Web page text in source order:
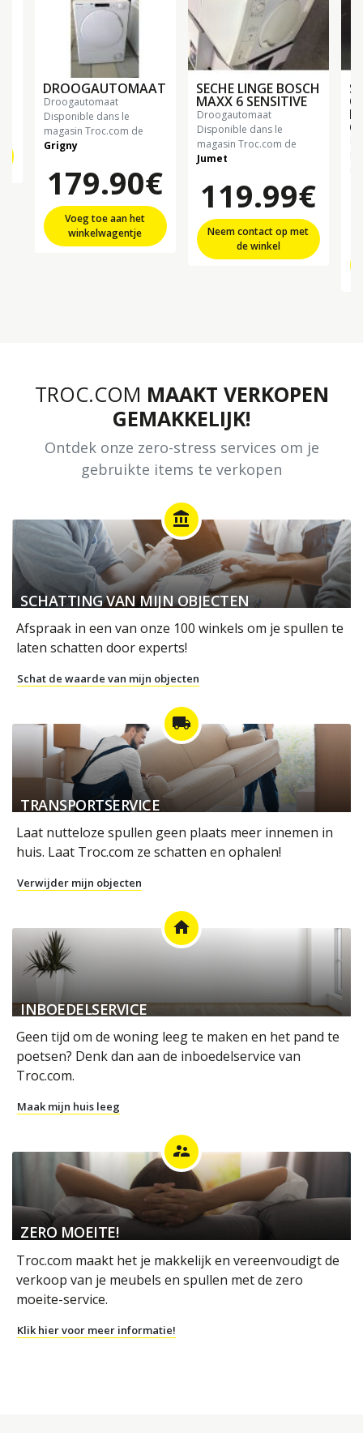
DROOGAUTOMAAT
droogautomaat
Disponible dans le
magasin Troc.com de
Grigny
179.90€
Voeg toe aan het
winkelwagentje
SECHE LINGE BOSCH
MAXX 6 SENSITIVE
droogautomaat
Disponible dans le
magasin Troc.com de
Jumet
119.99€
Neem contact op met
de winkel
TROC.COM MAAKT VERKOPEN
GEMAKKELIJK!
Ontdek onze zero-stress services om je
gebruikte items te verkopen
account_balance
SCHATTING VAN MIJN OBJECTEN
Afspraak in een van onze 100 winkels om je spullen te
laten schatten door experts!
Schat de waarde van mijn objecten
local_shipping
TRANSPORTSERVICE
Laat nutteloze spullen geen plaats meer innemen in
huis. Laat Troc.com ze schatten en ophalen!
Verwijder mijn objecten
home
INBOEDELSERVICE
Geen tijd om de woning leeg te maken en het pand te
poetsen? Denk dan aan de inboedelservice van
Troc.com.
Maak mijn huis leeg
supervisor_account
ZERO MOEITE!
Troc.com maakt het je makkelijk en vereenvoudigt de
verkoop van je meubels en spullen met de zero
moeite-service.
Klik hier voor meer informatie!